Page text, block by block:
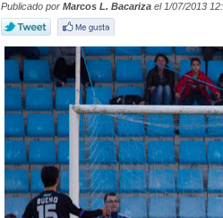
Publicado por Marcos L. Bacariza el 1/07/2013